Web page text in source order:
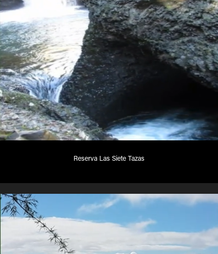
Reserva Las Siete Tazas